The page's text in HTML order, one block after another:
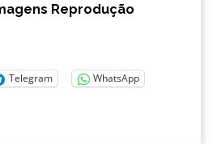
Reprodução
Telegram
WhatsApp